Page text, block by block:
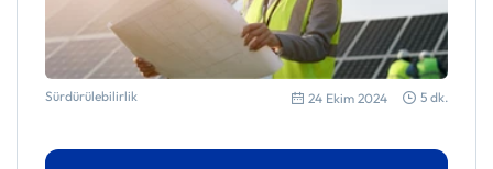
Sürdürülebilirlik 24 Ekim 2024 5 dk.